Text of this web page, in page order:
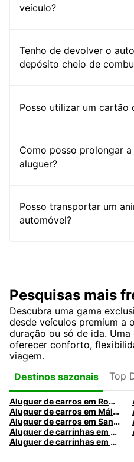
veículo?
Tenho de devolver o
depósito cheio de
Posso utilizar um cartão
Como posso prolongar
aluguer?
Posso transportar um
automóvel?
Pesquisas mais
Descubra uma gama
desde veículos premium a
duração ou só de ida.
oferecer conforto,
viagem.
Destinos sazonais
Top
Aluguer de carros em Roma
Aluguer de carros em Málaga
Aluguer de carros em Santa Maria da Feira
Aluguer de carrinhas em Nice
Aluguer de carrinhas em Caldas da Rainha